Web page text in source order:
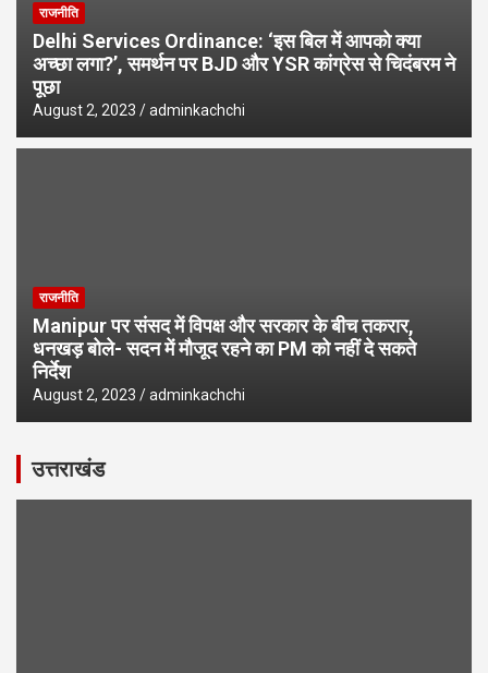
राजनीति
Delhi Services Ordinance: ‘इस बिल में आपको क्या
अच्छा लगा?’, समर्थन पर BJD और YSR कांग्रेस से चिदंबरम ने
पूछा
August 2, 2023 adminkachchi
राजनीति
Manipur पर संसद में विपक्ष और सरकार के बीच तकरार,
धनखड़ बोले- सदन में मौजूद रहने का PM को नहीं दे सकते
निर्देश
August 2, 2023 adminkachchi
उत्तराखंड